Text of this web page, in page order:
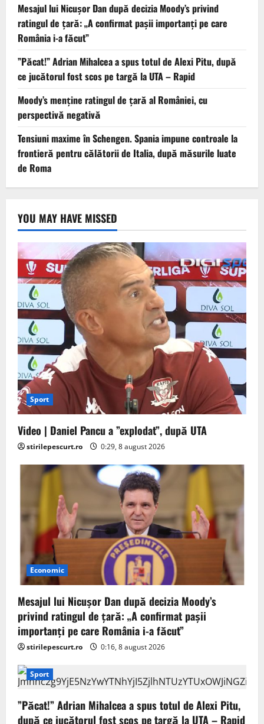
Mesajul lui Nicușor Dan după decizia Moody’s privind
ratingul de țară: „A confirmat pașii importanți pe care
România i-a făcut”
”Păcat!” Adrian Mihalcea a spus totul de Alexi Pitu, după
ce jucătorul fost scos pe targă la UTA – Rapid
Moody’s menține ratingul de țară al României, cu
perspectivă negativă
Tensiuni maxime în Schengen. Spania impune controale la
frontieră pentru călătorii de Italia, după măsurile luate
de Roma
YOU MAY HAVE MISSED
Sport
Video | Daniel Pancu a ”explodat”, după UTA
stirilepescurt.ro 0:29, 8 august 2026
Economic
Mesajul lui Nicușor Dan după decizia Moody’s
privind ratingul de țară: „A confirmat pașii
importanți pe care România i-a făcut”
stirilepescurt.ro 0:16, 8 august 2026
Sport
”Păcat!” Adrian Mihalcea a spus totul de Alexi Pitu,
după ce jucătorul fost scos pe targă la UTA – Rapid